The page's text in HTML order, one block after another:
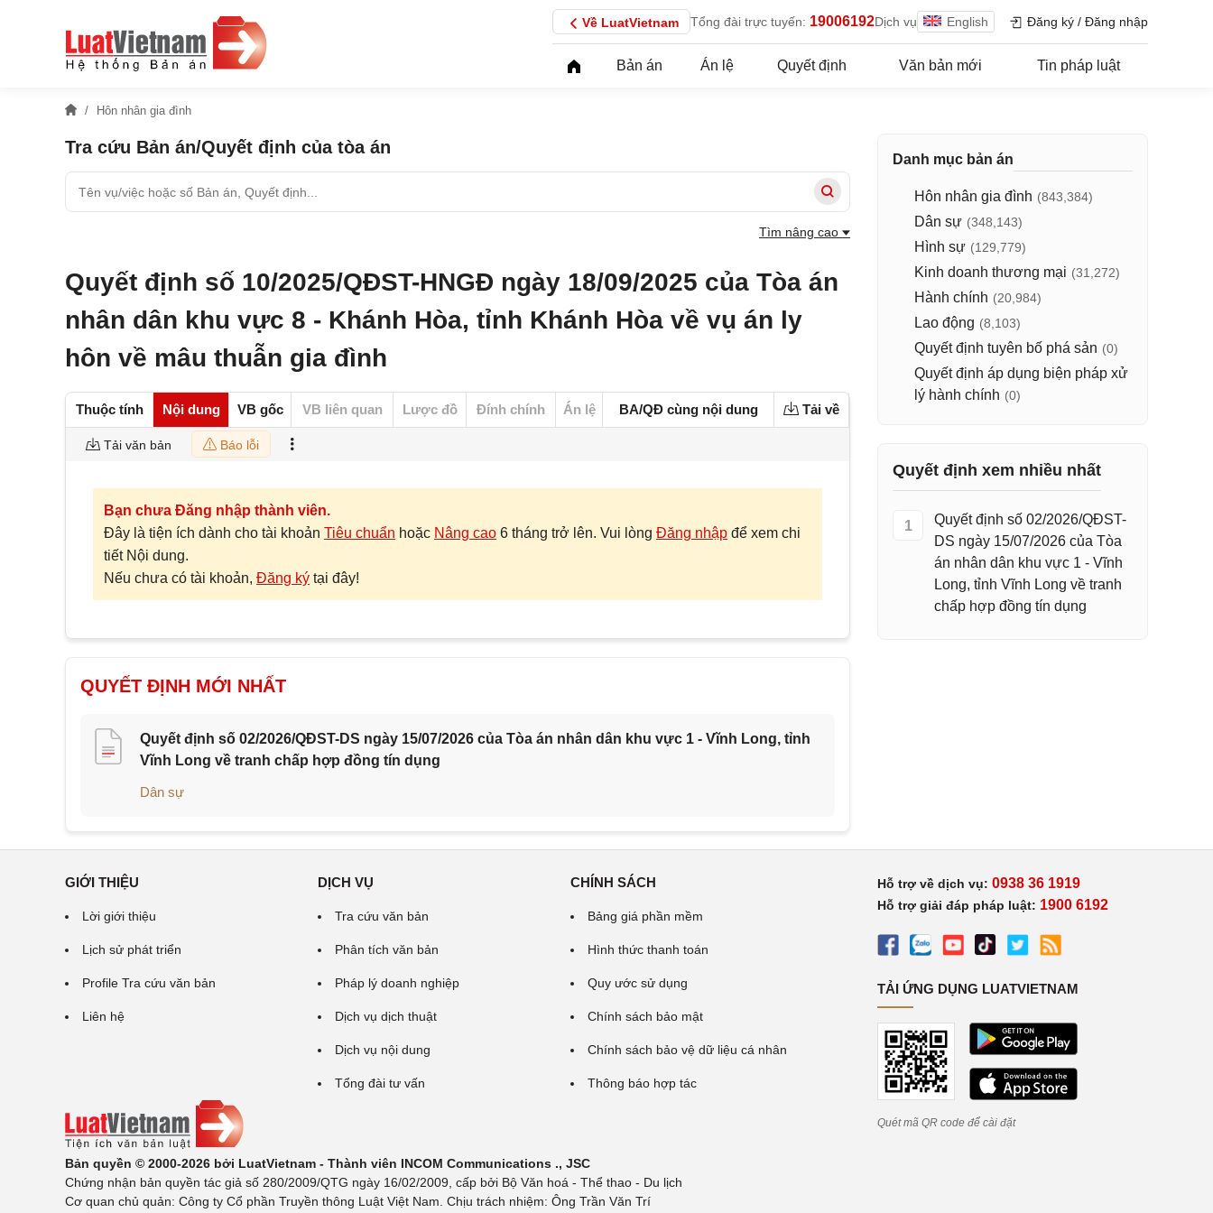
Về LuatVietnam Tổng đài trực tuyến: 19006192Dịch vụ English Đăng ký / Đăng nhập
Bản án Án lệ Quyết định Văn bản mới Tin pháp luật
Hôn nhân gia đình
Tra cứu Bản án/Quyết định của tòa án
Tìm nâng cao
Quyết định số 10/2025/QĐST-HNGĐ ngày 18/09/2025 của Tòa án
nhân dân khu vực 8 - Khánh Hòa, tỉnh Khánh Hòa về vụ án ly
hôn về mâu thuẫn gia đình
Thuộc tính Nội dung VB gốc VB liên quan Lược đồ Đính chính Án lệ BA/QĐ cùng nội dung Tải về
Tải văn bản Báo lỗi
Bạn chưa Đăng nhập thành viên.
Đây là tiện ích dành cho tài khoản Tiêu chuẩn hoặc Nâng cao 6 tháng trở lên. Vui lòng Đăng nhập để xem chi
tiết Nội dung.
Nếu chưa có tài khoản, Đăng ký tại đây!
QUYẾT ĐỊNH MỚI NHẤT
Quyết định số 02/2026/QĐST-DS ngày 15/07/2026 của Tòa án nhân dân khu vực 1 - Vĩnh Long, tỉnh
Vĩnh Long về tranh chấp hợp đồng tín dụng
Dân sự
Danh mục bản án
Hôn nhân gia đình (843,384)
Dân sự (348,143)
Hình sự (129,779)
Kinh doanh thương mại (31,272)
Hành chính (20,984)
Lao động (8,103)
Quyết định tuyên bố phá sản (0)
Quyết định áp dụng biện pháp xử
lý hành chính (0)
Quyết định xem nhiều nhất
1
Quyết định số 02/2026/QĐST-
DS ngày 15/07/2026 của Tòa
án nhân dân khu vực 1 - Vĩnh
Long, tỉnh Vĩnh Long về tranh
chấp hợp đồng tín dụng
GIỚI THIỆU
Lời giới thiệu
Lịch sử phát triển
Profile Tra cứu văn bản
Liên hệ
DỊCH VỤ
Tra cứu văn bản
Phân tích văn bản
Pháp lý doanh nghiệp
Dịch vụ dịch thuật
Dịch vụ nội dung
Tổng đài tư vấn
CHÍNH SÁCH
Bảng giá phần mềm
Hình thức thanh toán
Quy ước sử dụng
Chính sách bảo mật
Chính sách bảo vệ dữ liệu cá nhân
Thông báo hợp tác
Bản quyền © 2000-2026 bởi LuatVietnam - Thành viên INCOM Communications ., JSC
Chứng nhận bản quyền tác giả số 280/2009/QTG ngày 16/02/2009, cấp bởi Bộ Văn hoá - Thể thao - Du lịch
Cơ quan chủ quản: Công ty Cổ phần Truyền thông Luật Việt Nam. Chịu trách nhiệm: Ông Trần Văn Trí
Hỗ trợ về dịch vụ: 0938 36 1919
Hỗ trợ giải đáp pháp luật: 1900 6192
TẢI ỨNG DỤNG LUATVIETNAM
Quét mã QR code để cài đặt